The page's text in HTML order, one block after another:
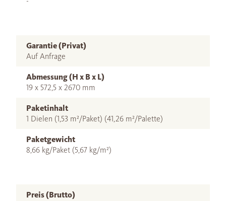
Garantie (Privat)
Auf Anfrage
Abmessung (H x B x L)
19 x 572,5 x 2670 mm
Paketinhalt
1 Dielen (1,53 m²/Paket) (41,26 m²/Palette)
Paketgewicht
8,66 kg/Paket (5,67 kg/m²)
Preis (Brutto)